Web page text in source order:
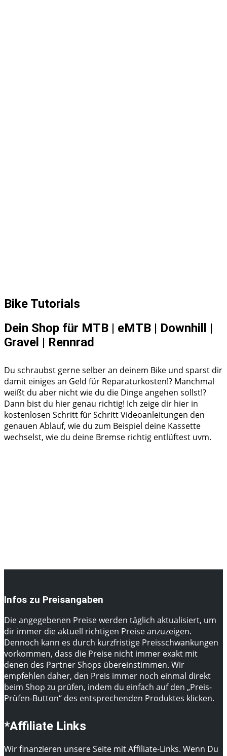
Bike Tutorials
Dein Shop für MTB | eMTB | Downhill |
Gravel | Rennrad
Du schraubst gerne selber an deinem Bike und sparst dir
damit einiges an Geld für Reparaturkosten!? Manchmal
weißt du aber nicht wie du die Dinge angehen sollst!?
Dann bist du hier genau richtig! Ich zeige dir hier in
kostenlosen Schritt für Schritt Videoanleitungen den
genauen Ablauf, wie du zum Beispiel deine Kassette
wechselst, wie du deine Bremse richtig entlüftest uvm.
Infos zu Preisangaben
Die angegebenen Preise werden täglich aktualisiert, um
dir immer die aktuell richtigen Preise anzuzeigen.
Dennoch kann es durch kurzfristige Preisschwankungen
vorkommen, dass die Preise nicht immer exakt mit
denen des Partner Shops übereinstimmen. Wir
empfehlen daher, den Preis immer noch einmal direkt
beim Shop zu prüfen, indem du einfach auf den „Preis-
Prüfen-Button“ des entsprechenden Produktes klicken.
*Affiliate Links
Wir finanzieren unsere Seite mit Affiliate-Links. Wenn Du